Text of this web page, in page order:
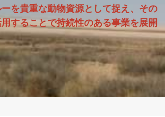
を貴重な動物資源として捉え、その
することで持続性のある事業を展開